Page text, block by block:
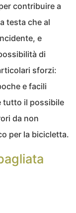
contribuire a
testa che al
e
di
sforzi:
e facili
tutto il possibile
da non
per la bicicletta.